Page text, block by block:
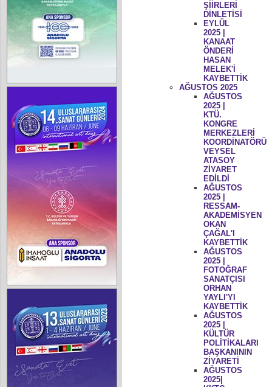
ŞİİRLERİ
DİNLETİSİ
EYLÜL
2025 |
KANAAT
ÖNDERİ
HASAN
MELEK'İ
KAYBETTİK
AĞUSTOS 2025
AĞUSTOS
2025 |
KTÜ.
KONGRE
MERKEZLERİ
KOORDİNATÖRÜ
VEYSEL
ATASOY
ZİYARET
EDİLDİ
AĞUSTOS
2025 |
RESSAM-
AKADEMİSYEN
OKAN
ÇAĞAL'I
KAYBETTİK
AĞUSTOS
2025 |
FOTOĞRAF
SANATÇISI
ORHAN
YAYLI'YI
KAYBETTİK
AĞUSTOS
2025 |
KÜLTÜR
POLİTİKALARI
BAŞKANININ
ZİYARETİ
AĞUSTOS
2025|